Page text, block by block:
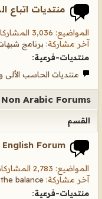
منتديات اتباع
المواضيع: 3,036 المشاركات: 4,430
آخر مشاركة: برنامج
منتديات-فرعية:
منتديات الحاسب الألى
Non Arabic Forums
القسم
English Forum
المواضيع: 2,783 المشاركات: 10,163
آخر مشاركة: balance
منتديات-فرعية: